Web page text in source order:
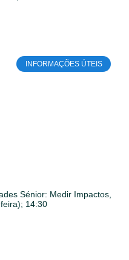
INFORMAÇÕES ÚTEIS
Sénior: Medir Impactos,
14:30